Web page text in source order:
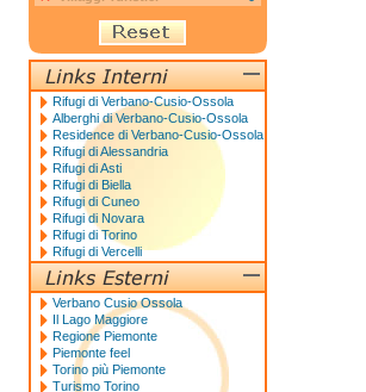
Rifugi di Verbano-Cusio-Ossola
Alberghi di Verbano-Cusio-Ossola
Residence di Verbano-Cusio-Ossola
Rifugi di Alessandria
Rifugi di Asti
Rifugi di Biella
Rifugi di Cuneo
Rifugi di Novara
Rifugi di Torino
Rifugi di Vercelli
Verbano Cusio Ossola
Il Lago Maggiore
Regione Piemonte
Piemonte feel
Torino più Piemonte
Turismo Torino